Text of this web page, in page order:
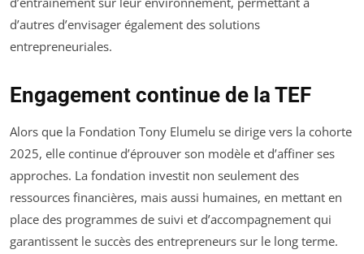
d’autres d’envisager également des solutions
entrepreneuriales.
Engagement continue de la TEF
Alors que la Fondation Tony Elumelu se dirige vers la cohorte
2025, elle continue d’éprouver son modèle et d’affiner ses
approches. La fondation investit non seulement des
ressources financières, mais aussi humaines, en mettant en
place des programmes de suivi et d’accompagnement qui
garantissent le succès des entrepreneurs sur le long terme.